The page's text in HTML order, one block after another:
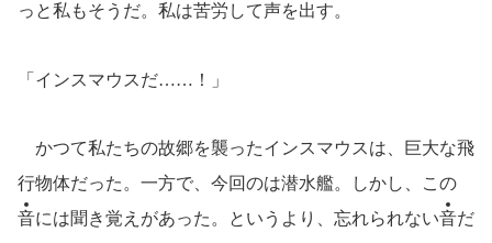
っと私もそうだ。私は苦労して声を出す。
「インスマウスだ……！」
かつて私たちの故郷を襲ったインスマウスは、巨大な飛
行物体だった。一方で、今回のは潜水艦。しかし、この
音には聞き覚えがあった。というより、忘れられない音だ